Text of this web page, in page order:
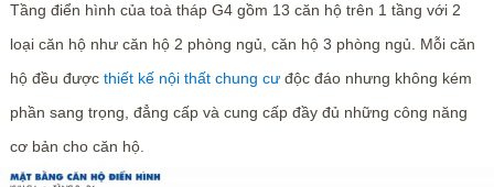
Tầng điển hình của toà tháp G4 gồm 13 căn hộ trên 1 tầng với 2
loại căn hộ như căn hộ 2 phòng ngủ, căn hộ 3 phòng ngủ. Mỗi căn
hộ đều được thiết kế nội thất chung cưđộc đáo nhưng không kém
phần sang trọng, đẳng cấp và cung cấp đầy đủ những công năng
cơ bản cho căn hộ.